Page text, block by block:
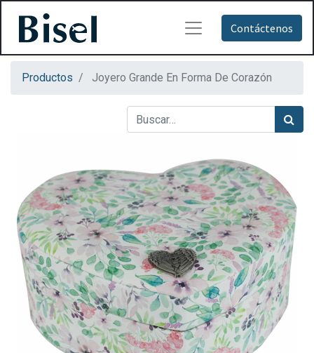
Contáctenos
Productos Joyero Grande En Forma De Corazón